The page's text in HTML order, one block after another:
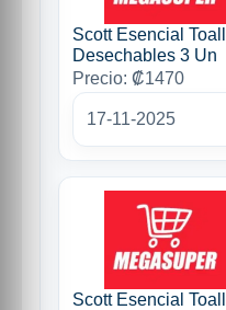
Scott Esencial
Desechables 3 Un
Precio: ₡1470
17-11-2025
Scott Esencial